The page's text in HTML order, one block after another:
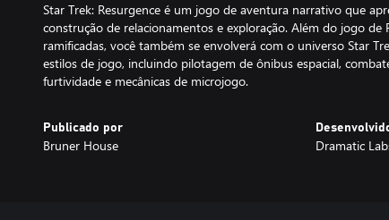
Star Trek: Resurgence é um jogo de aventura narrativo que
construção de relacionamentos e exploração. Além do jogo de
ramificadas, você também se envolverá com o universo Star
estilos de jogo, incluindo pilotagem de ônibus espacial,
furtividade e mecânicas de microjogo.
Publicado por
Bruner House Dramatic